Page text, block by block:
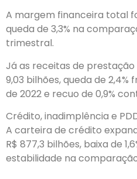
A margem financeira total
queda de 3,3% na
trimestral.
Já as receitas de prestação
9,03 bilhões, queda de
de 2022 e recuo de 0,9%
Crédito, inadimplência e
A carteira de crédito
R$ 877,3 bilhões, baixa de
estabilidade na